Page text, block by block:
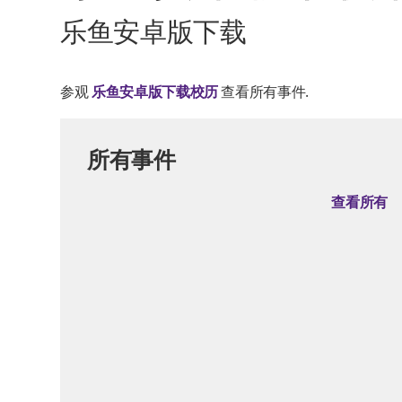
乐鱼安卓版下载
参观乐鱼安卓版下载校历查看所有事件.
所有事件
查看所有